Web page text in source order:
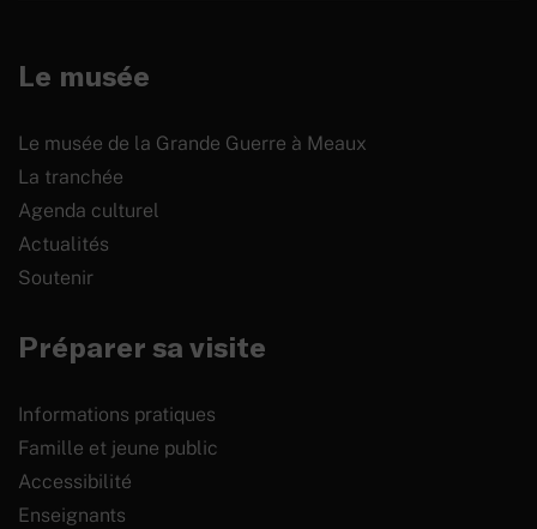
Le musée
Le musée de la Grande Guerre à Meaux
La tranchée
Agenda culturel
Actualités
Soutenir
Préparer sa visite
Informations pratiques
Famille et jeune public
Accessibilité
Enseignants